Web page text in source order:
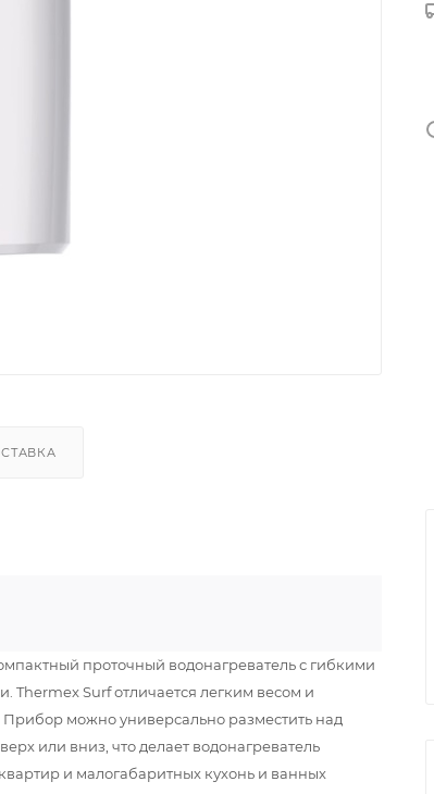
проточный водонагреватель с гибкими
Thermex Surf отличается легким весом и
можно универсально разместить над
или вниз, что делает водонагреватель
и малогабаритных кухонь и ванных